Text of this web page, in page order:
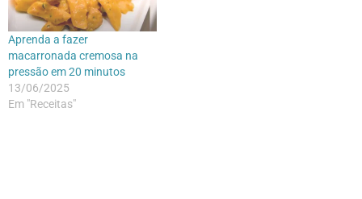
Aprenda a fazer
macarronada cremosa na
pressão em 20 minutos
13/06/2025
Em "Receitas"